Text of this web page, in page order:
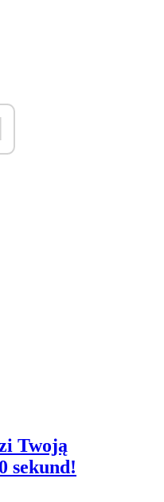
Twoją
sekund!